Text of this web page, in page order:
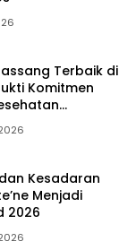
Terbaik di
Komitmen
Kesadaran
Menjadi
2026